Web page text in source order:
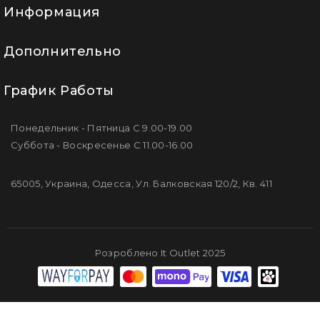
Информация
Дополнительно
График Работы
Понедельник - Пятница С 9.00-19.00
Суббота - Воскресенье С 11.00-16.00
65005, Украина, Одесса, Ул. Балковская 120/2, Кв. 411
Розроблено It Outlet 2025